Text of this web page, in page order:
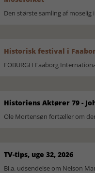
Den største samling af
Historisk festival i
FOBURGH Faaborg
Historiens Aktører 79 -
Ole Mortensøn fortæller om
TV-tips, uge 32, 2026
Bl.a. udsendelse om Nelson